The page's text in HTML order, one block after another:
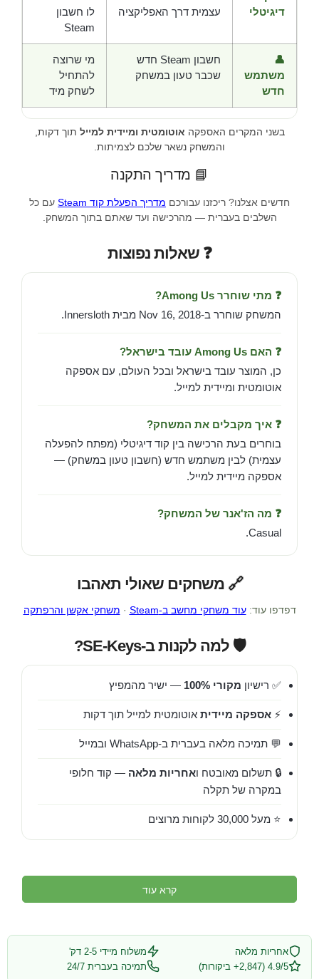
דיגיטלי
עצמית דרך האפליקציה
לו חשבון
Steam
👤
משתמש
חדש
חשבון Steam חדש
שכבר טעון במשחק
מי שרוצה
להתחיל
לשחק מיד
בשני המקרים האספקה אוטומטית ומיידית למייל תוך דקות,
והמשחק נשאר שלכם לצמיתות.
📘 מדריך התקנה
חדשים אצלנו? ריכזנו עבורכם מדריך הפעלת קוד Steam
עם כל
השלבים בעברית — מהרכישה ועד שאתם בתוך המשחק.
❓ שאלות נפוצות
❓ מתי שוחרר Among Us?
המשחק שוחרר ב-Nov 16, 2018 מבית Innersloth.
❓ האם Among Us עובד בישראל?
כן, המוצר עובד בישראל ובכל העולם, עם אספקה
אוטומטית ומיידית למייל.
❓ איך מקבלים את המשחק?
בוחרים בעת הרכישה בין קוד דיגיטלי (מפתח להפעלה
עצמית) לבין משתמש חדש (חשבון טעון במשחק) —
אספקה מיידית למייל.
❓ מה הז'אנר של המשחק?
Casual.
🔗 משחקים שאולי תאהבו
דפדפו עוד:עוד משחקי מחשב ב-Steam · משחקי אקשן והרפתקה
🛡️ למה לקנות ב-SE-Keys?
✅ רישיון מקורי 100% — ישיר מהמפיץ
⚡ אספקה מיידית אוטומטית למייל תוך דקות
💬 תמיכה מלאה בעברית ב-WhatsApp ובמייל
🔒 תשלום מאובטח ואחריות מלאה — קוד חלופי
במקרה של תקלה
⭐ מעל 30,000 לקוחות מרוצים
קרא עוד
אחריות מלאה
משלוח מיידי 2-5 דק'
4.9/5 (2,847+ ביקורות)
תמיכה בעברית 24/7